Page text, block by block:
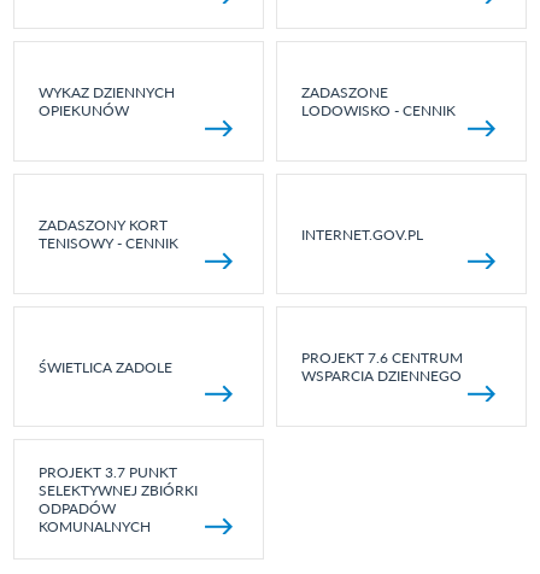
WYKAZ DZIENNYCH
OPIEKUNÓW
ZADASZONE
LODOWISKO - CENNIK
ZADASZONY KORT
TENISOWY - CENNIK
INTERNET.GOV.PL
ŚWIETLICA ZADOLE
PROJEKT 7.6 CENTRUM
WSPARCIA DZIENNEGO
PROJEKT 3.7 PUNKT
SELEKTYWNEJ ZBIÓRKI
ODPADÓW
KOMUNALNYCH